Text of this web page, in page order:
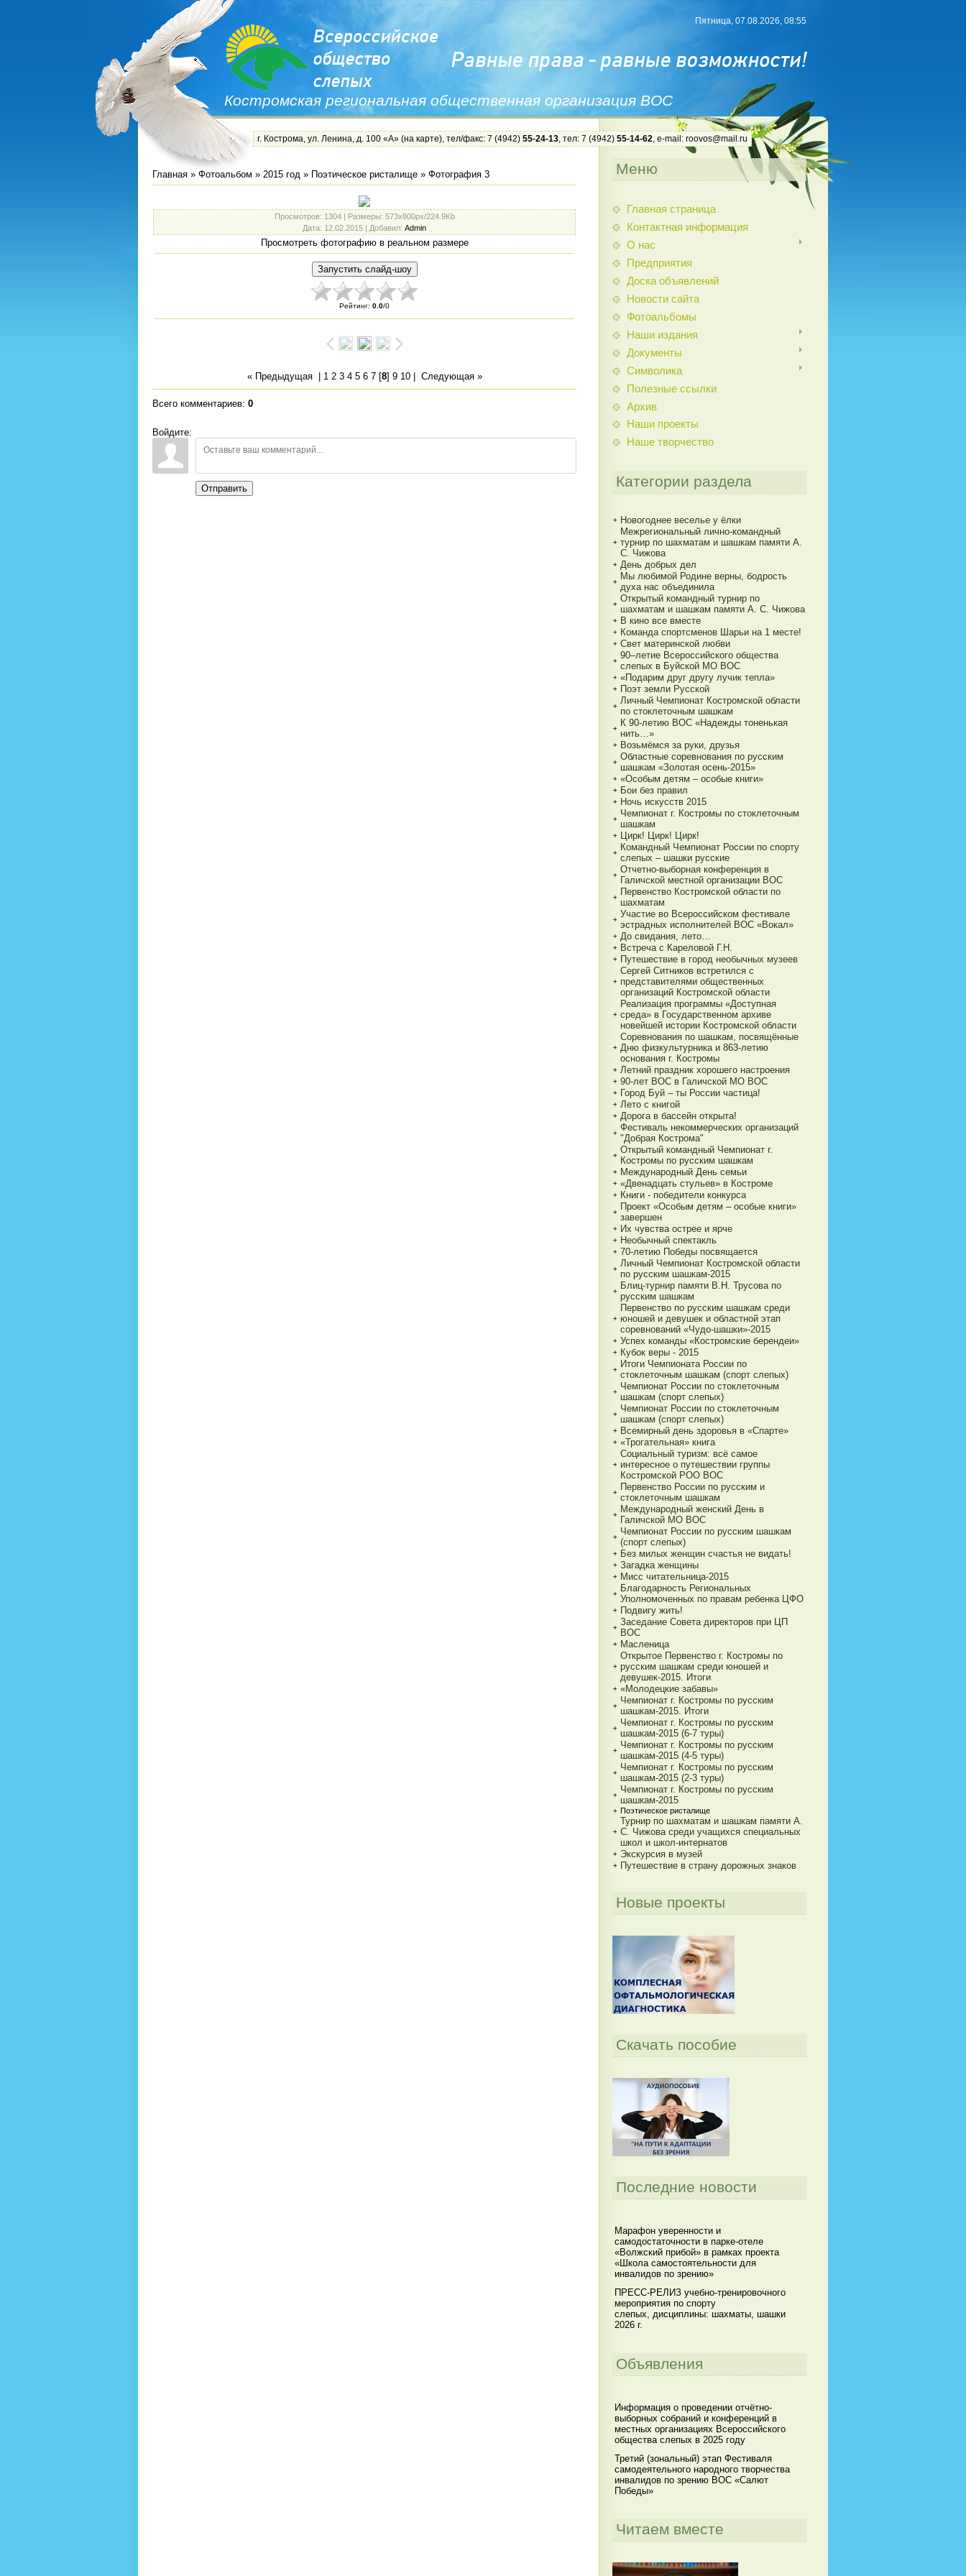
Костромская региональная общественная организация ВОС
Пятница, 07.08.2026, 08:55
г. Кострома, ул. Ленина, д. 100 «А» (на карте), тел/факс: 7 (4942) 55-24-13, тел: 7 (4942) 55-14-62, e-mail: roovos@mail.ru
Главная » Фотоальбом » 2015 год » Поэтическое ристалище » Фотография 3
Просмотров: 1304 | Размеры: 573x800px/224.9Kb
Дата: 12.02.2015 | Добавил: Admin
Просмотреть фотографию в реальном размере
Рейтинг: 0.0/0
« Предыдущая| 1 2 3 4 5 6 7[8] 9 10| Следующая »
Всего комментариев: 0
Войдите:
Отправить
Меню
Главная страница
Контактная информация
О нас
Предприятия
Доска объявлений
Новости сайта
Фотоальбомы
Наши издания
Документы
Символика
Полезные ссылки
Архив
Наши проекты
Наше творчество
Категории раздела
Новогоднее веселье у ёлки
Межрегиональный лично-командный
турнир по шахматам и шашкам памяти А.
С. Чижова
День добрых дел
Мы любимой Родине верны, бодрость
духа нас объединила
Открытый командный турнир по
шахматам и шашкам памяти А. С. Чижова
В кино все вместе
Команда спортсменов Шарьи на 1 месте!
Свет материнской любви
90–летие Всероссийского общества
слепых в Буйской МО ВОС
«Подарим друг другу лучик тепла»
Поэт земли Русской
Личный Чемпионат Костромской области
по стоклеточным шашкам
К 90-летию ВОС «Надежды тоненькая
нить…»
Возьмёмся за руки, друзья
Областные соревнования по русским
шашкам «Золотая осень-2015»
«Особым детям – особые книги»
Бои без правил
Ночь искусств 2015
Чемпионат г. Костромы по стоклеточным
шашкам
Цирк! Цирк! Цирк!
Командный Чемпионат России по спорту
слепых – шашки русские
Отчетно-выборная конференция в
Галичской местной организации ВОС
Первенство Костромской области по
шахматам
Участие во Всероссийском фестивале
эстрадных исполнителей ВОС «Вокал»
До свидания, лето…
Встреча с Кареловой Г.Н.
Путешествие в город необычных музеев
Сергей Ситников встретился с
представителями общественных
организаций Костромской области
Реализация программы «Доступная
среда» в Государственном архиве
новейшей истории Костромской области
Соревнования по шашкам, посвящённые
Дню физкультурника и 863-летию
основания г. Костромы
Летний праздник хорошего настроения
90-лет ВОС в Галичской МО ВОС
Город Буй – ты России частица!
Лето с книгой
Дорога в бассейн открыта!
Фестиваль некоммерческих организаций
"Добрая Кострома"
Открытый командный Чемпионат г.
Костромы по русским шашкам
Международный День семьи
«Двенадцать стульев» в Костроме
Книги - победители конкурса
Проект «Особым детям – особые книги»
завершен
Их чувства острее и ярче
Необычный спектакль
70-летию Победы посвящается
Личный Чемпионат Костромской области
по русским шашкам-2015
Блиц-турнир памяти В.Н. Трусова по
русским шашкам
Первенство по русским шашкам среди
юношей и девушек и областной этап
соревнований «Чудо-шашки»-2015
Успех команды «Костромские берендеи»
Кубок веры - 2015
Итоги Чемпионата России по
стоклеточным шашкам (спорт слепых)
Чемпионат России по стоклеточным
шашкам (спорт слепых)
Чемпионат России по стоклеточным
шашкам (спорт слепых)
Всемирный день здоровья в «Спарте»
«Трогательная» книга
Социальный туризм: всё самое
интересное о путешествии группы
Костромской РОО ВОС
Первенство России по русским и
стоклеточным шашкам
Международный женский День в
Галичской МО ВОС
Чемпионат России по русским шашкам
(спорт слепых)
Без милых женщин счастья не видать!
Загадка женщины
Мисс читательница-2015
Благодарность Региональных
Уполномоченных по правам ребенка ЦФО
Подвигу жить!
Заседание Совета директоров при ЦП
ВОС
Масленица
Открытое Первенство г. Костромы по
русским шашкам среди юношей и
девушек-2015. Итоги
«Молодецкие забавы»
Чемпионат г. Костромы по русским
шашкам-2015. Итоги
Чемпионат г. Костромы по русским
шашкам-2015 (6-7 туры)
Чемпионат г. Костромы по русским
шашкам-2015 (4-5 туры)
Чемпионат г. Костромы по русским
шашкам-2015 (2-3 туры)
Чемпионат г. Костромы по русским
шашкам-2015
Поэтическое ристалище
Турнир по шахматам и шашкам памяти А.
С. Чижова среди учащихся специальных
школ и школ-интернатов
Экскурсия в музей
Путешествие в страну дорожных знаков
Новые проекты
Скачать пособие
Последние новости
Марафон уверенности и
самодостаточности в парке-отеле
«Волжский прибой» в рамках проекта
«Школа самостоятельности для
инвалидов по зрению»
ПРЕСС-РЕЛИЗ учебно-тренировочного
мероприятия по спорту
слепых, дисциплины: шахматы, шашки
2026 г.
Объявления
Информация о проведении отчётно-
выборных собраний и конференций в
местных организациях Всероссийского
общества слепых в 2025 году
Третий (зональный) этап Фестиваля
самодеятельного народного творчества
инвалидов по зрению ВОС «Салют
Победы»
Читаем вместе